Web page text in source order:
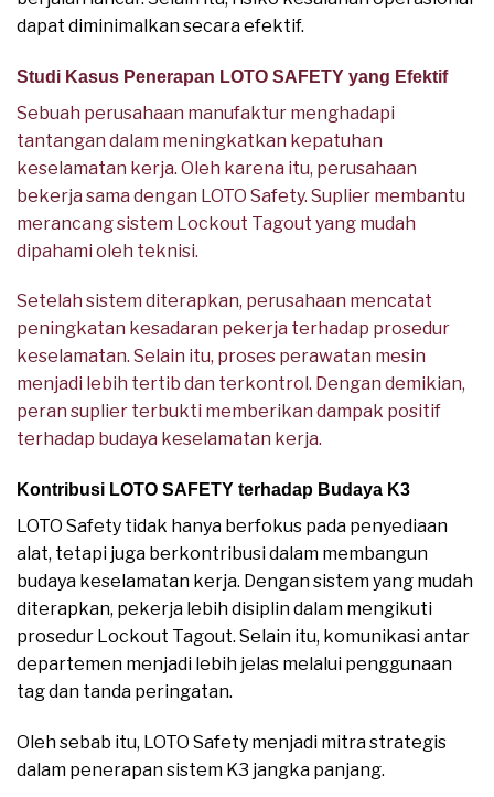
dapat diminimalkan secara efektif.
Studi Kasus Penerapan LOTO SAFETY yang Efektif
Sebuah perusahaan manufaktur menghadapi
tantangan dalam meningkatkan kepatuhan
keselamatan kerja. Oleh karena itu, perusahaan
bekerja sama dengan LOTO Safety. Suplier membantu
merancang sistem Lockout Tagout yang mudah
dipahami oleh teknisi.
Setelah sistem diterapkan, perusahaan mencatat
peningkatan kesadaran pekerja terhadap prosedur
keselamatan. Selain itu, proses perawatan mesin
menjadi lebih tertib dan terkontrol. Dengan demikian,
peran suplier terbukti memberikan dampak positif
terhadap budaya keselamatan kerja.
Kontribusi LOTO SAFETY terhadap Budaya K3
LOTO Safety tidak hanya berfokus pada penyediaan
alat, tetapi juga berkontribusi dalam membangun
budaya keselamatan kerja. Dengan sistem yang mudah
diterapkan, pekerja lebih disiplin dalam mengikuti
prosedur Lockout Tagout. Selain itu, komunikasi antar
departemen menjadi lebih jelas melalui penggunaan
tag dan tanda peringatan.
Oleh sebab itu, LOTO Safety menjadi mitra strategis
dalam penerapan sistem K3 jangka panjang.